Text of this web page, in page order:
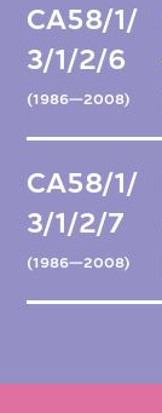
CA58/1/
3/1/2/6
(1986—2008)
CA58/1/
3/1/2/7
(1986—2008)